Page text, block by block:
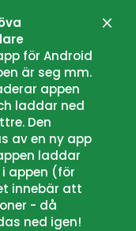
för Android
är seg mm.
appen
laddar ned
Den
av en ny app
laddar
appen (för
innebär att
- då
ned igen!